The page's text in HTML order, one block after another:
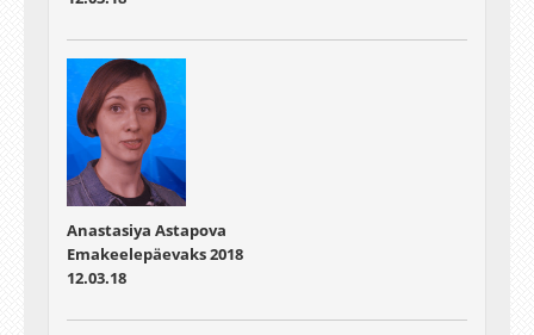
Anastasiya Astapova
Emakeelepäevaks 2018
12.03.18